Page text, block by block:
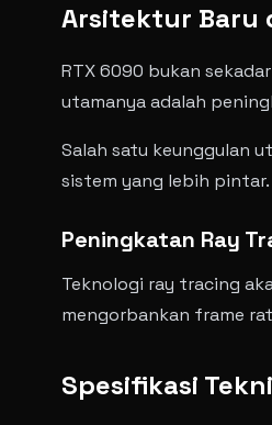
Arsitektur Baru
RTX 6090 bukan
utamanya adalah
Salah satu keunggulan
sistem yang lebih
Peningkatan Ray
Teknologi ray tracing
mengorbankan frame
Spesifikasi